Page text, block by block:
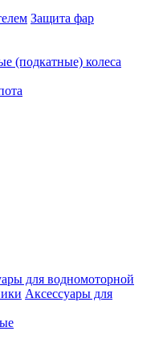
Защита фар
(подкатные) колеса
для водномоторной
Аксессуары для